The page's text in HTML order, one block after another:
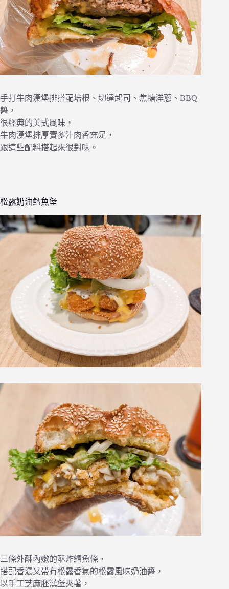
手打牛肉漢堡排搭配培根、切達起司、焦糖洋蔥、BBQ
醬，
很經典的美式風味，
牛肉漢堡排厚實多汁肉香充足，
跟這些配料搭起來很對味。
松露奶油鱈魚堡
三條外酥內嫩的酥炸鱈魚條，
搭配香濃又帶有松露香氣的松露風味奶油醬，
以手工芝麻胚漢堡夾著，